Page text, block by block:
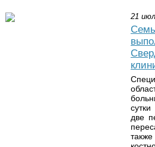
21
две